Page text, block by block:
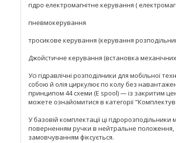
гідро електромагнітне керування (
пневмокерування
тросикове керування (керування
Джойстичне керування (встановка
Усі гідравлічні розподілники для мобільної
собою й олія циркулює по колу без
принципом 44 схеми (Е spool) — із закритим
можете ознайомитися в категорії
У базовій комплектації ці
поверненням ручки в нейтральне положення,
замовчуванням фіксується.